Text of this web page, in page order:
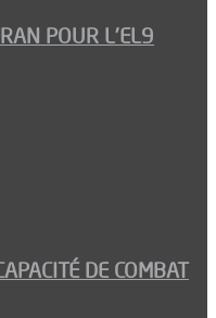
POUR L’EL9
DE COMBAT